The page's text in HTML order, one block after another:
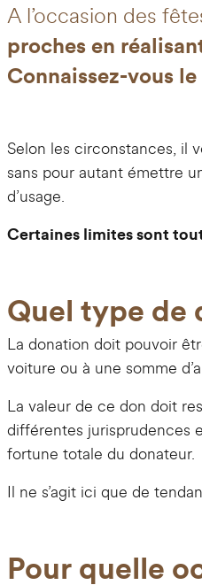
A l’occasion des
proches en
Connaissez-vous
Selon les circonstances, il
sans pour autant émettre
d’usage.
Certaines limites sont
Quel type de
La donation doit pouvoir
voiture ou à une somme
La valeur de ce don doit
différentes jurisprudences
fortune totale du donateur.
Il ne s’agit ici que de
Pour quelle